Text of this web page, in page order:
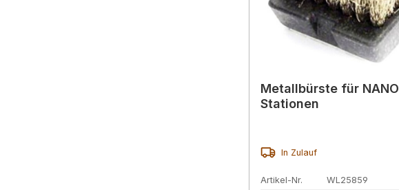
Metallbürste für NANO
Stationen
In Zulauf
Artikel-Nr. WL25859